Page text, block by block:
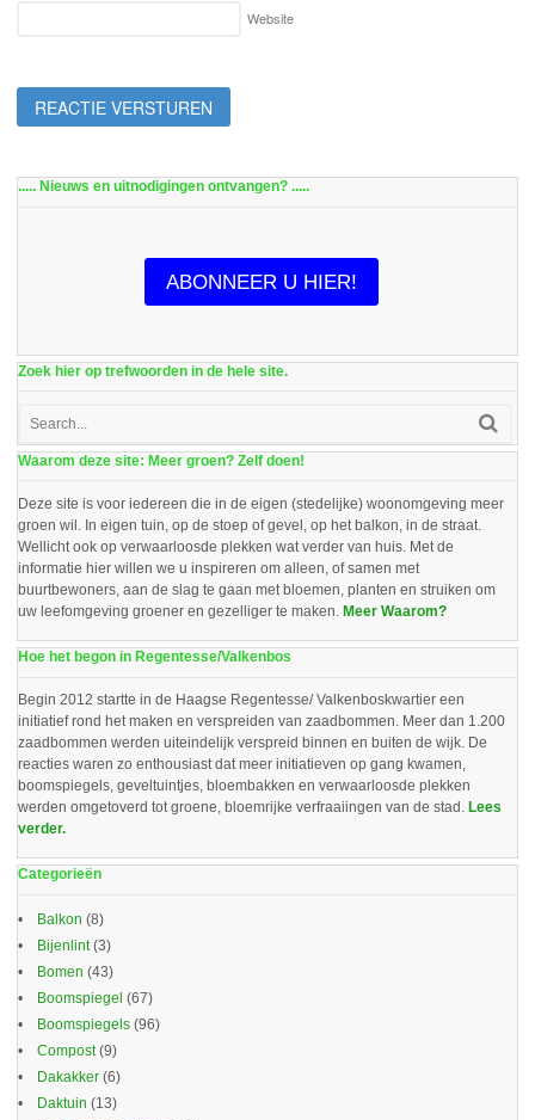
Website
..... Nieuws en uitnodigingen ontvangen? .....
ABONNEER U HIER!
Zoek hier op trefwoorden in de hele site.
Waarom deze site: Meer groen? Zelf doen!
Deze site is voor iedereen die in de eigen (stedelijke) woonomgeving meer
groen wil. In eigen tuin, op de stoep of gevel, op het balkon, in de straat.
Wellicht ook op verwaarloosde plekken wat verder van huis. Met de
informatie hier willen we u inspireren om alleen, of samen met
buurtbewoners, aan de slag te gaan met bloemen, planten en struiken om
uw leefomgeving groener en gezelliger te maken. Meer Waarom?
Hoe het begon in Regentesse/Valkenbos
Begin 2012 startte in de Haagse Regentesse/ Valkenboskwartier een
initiatief rond het maken en verspreiden van zaadbommen. Meer dan 1.200
zaadbommen werden uiteindelijk verspreid binnen en buiten de wijk. De
reacties waren zo enthousiast dat meer initiatieven op gang kwamen,
boomspiegels, geveltuintjes, bloembakken en verwaarloosde plekken
werden omgetoverd tot groene, bloemrijke verfraaiingen van de stad. Lees
verder.
Categorieën
Balkon (8)
Bijenlint(3)
Bomen (43)
Boomspiegel (67)
Boomspiegels (96)
Compost(9)
Dakakker (6)
Daktuin (13)